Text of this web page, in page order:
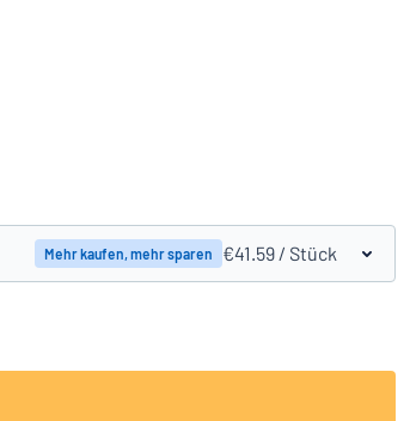
Mehr kaufen, mehr sparen €41.59 / Stück